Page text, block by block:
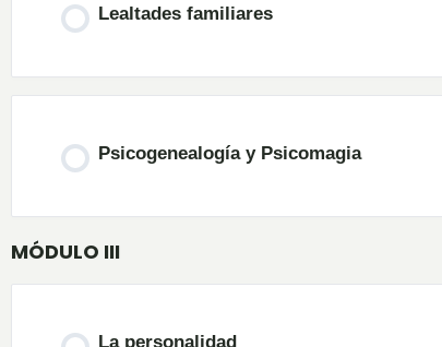
Lealtades familiares
Psicogenealogía y Psicomagia
MÓDULO III
La personalidad